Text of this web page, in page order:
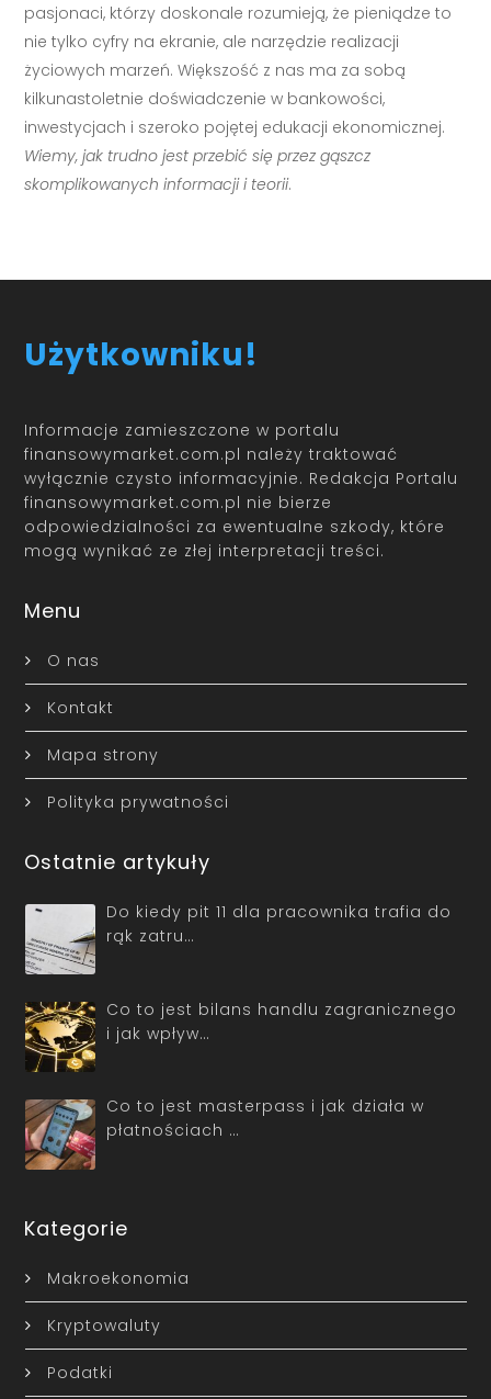
pasjonaci, którzy doskonale rozumieją, że pieniądze to
nie tylko cyfry na ekranie, ale narzędzie realizacji
życiowych marzeń. Większość z nas ma za sobą
kilkunastoletnie doświadczenie w bankowości,
inwestycjach i szeroko pojętej edukacji ekonomicznej.
Wiemy, jak trudno jest przebić się przez gąszcz
skomplikowanych informacji i teorii.
Użytkowniku!
Informacje zamieszczone w portalu
finansowymarket.com.pl należy traktować
wyłącznie czysto informacyjnie. Redakcja Portalu
finansowymarket.com.pl nie bierze
odpowiedzialności za ewentualne szkody, które
mogą wynikać ze złej interpretacji treści.
Menu
O nas
Kontakt
Mapa strony
Polityka prywatności
Ostatnie artykuły
Do kiedy pit 11 dla pracownika trafia do
rąk zatru…
Co to jest bilans handlu zagranicznego
i jak wpływ…
Co to jest masterpass i jak działa w
płatnościach …
Kategorie
Makroekonomia
Kryptowaluty
Podatki